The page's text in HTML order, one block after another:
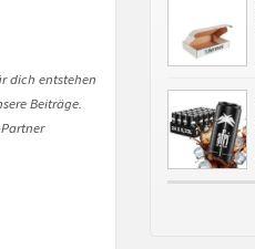
dich entstehen
Beiträge.